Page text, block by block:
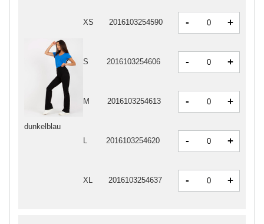
dunkelblau
XS 2016103254590 - +
S 2016103254606 - +
M 2016103254613 - +
L 2016103254620 - +
XL 2016103254637 - +